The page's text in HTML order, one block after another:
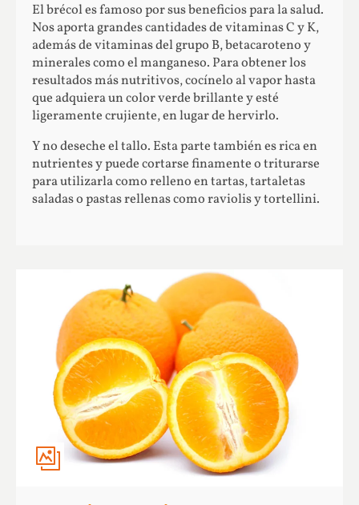
El brécol es famoso por sus beneficios para la salud.
Nos aporta grandes cantidades de vitaminas C y K,
además de vitaminas del grupo B, betacaroteno y
minerales como el manganeso. Para obtener los
resultados más nutritivos, cocínelo al vapor hasta
que adquiera un color verde brillante y esté
ligeramente crujiente, en lugar de hervirlo.
Y no deseche el tallo. Esta parte también es rica en
nutrientes y puede cortarse finamente o triturarse
para utilizarla como relleno en tartas, tartaletas
saladas o pastas rellenas como raviolis y tortellini.